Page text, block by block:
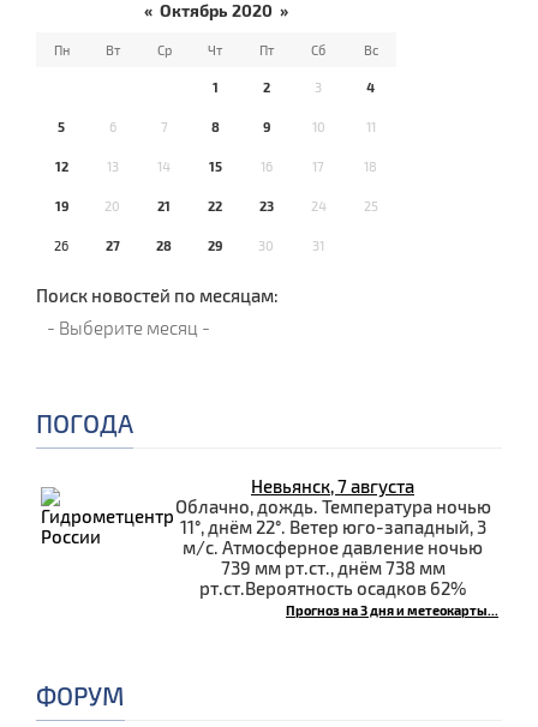
« Октябрь 2020 »
Пн Вт Ср Чт Пт Сб Вс
1 2 3 4
5 6 7 8 9 10 11
12 13 14 15 16 17 18
19 20 21 22 23 24 25
26 27 28 29 30 31
Поиск новостей по месяцам:
ПОГОДА
Невьянск, 7 августа
Облачно, дождь. Температура ночью
11°, днём 22°. Ветер юго-западный, 3
м/с. Атмосферное давление ночью
739 мм рт.ст., днём 738 мм
рт.ст.Вероятность осадков 62%
Прогноз на 3 дня и метеокарты...
ФОРУМ